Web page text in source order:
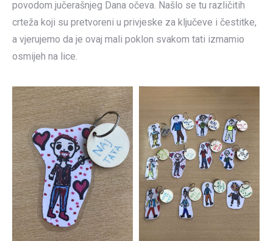
povodom jučerašnjeg Dana očeva. Našlo se tu različitih
crteža koji su pretvoreni u privjeske za ključeve i čestitke,
a vjerujemo da je ovaj mali poklon svakom tati izmamio
osmijeh na lice.